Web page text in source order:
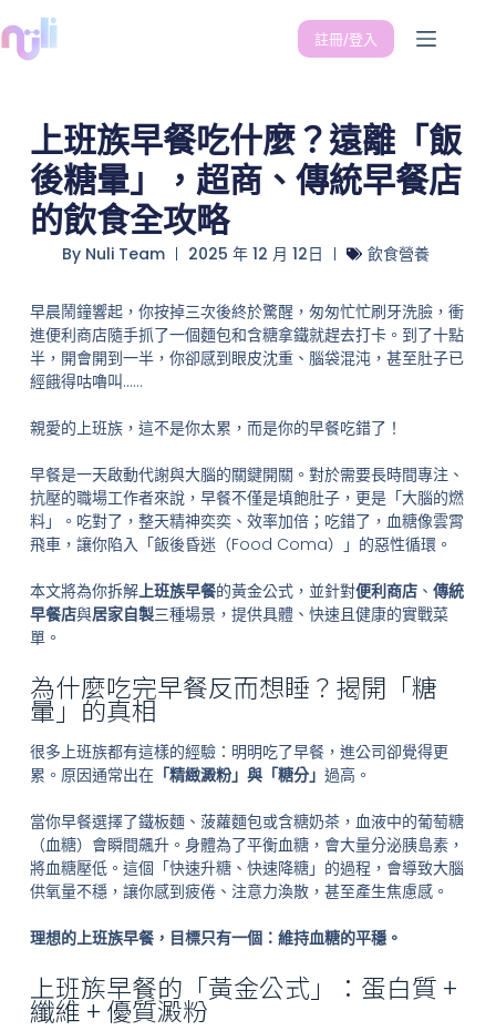
註冊/登入
上班族早餐吃什麼？遠離「飯
後糖暈」，超商、傳統早餐店
的飲食全攻略
ByNuli Team 2025 年 12 月 12日 飲食營養
早晨鬧鐘響起，你按掉三次後終於驚醒，匆匆忙忙刷牙洗臉，衝
進便利商店隨手抓了一個麵包和含糖拿鐵就趕去打卡。到了十點
半，開會開到一半，你卻感到眼皮沈重、腦袋混沌，甚至肚子已
經餓得咕嚕叫……
親愛的上班族，這不是你太累，而是你的早餐吃錯了！
早餐是一天啟動代謝與大腦的關鍵開關。對於需要長時間專注、
抗壓的職場工作者來說，早餐不僅是填飽肚子，更是「大腦的燃
料」。吃對了，整天精神奕奕、效率加倍；吃錯了，血糖像雲霄
飛車，讓你陷入「飯後昏迷（Food Coma）」的惡性循環。
本文將為你拆解上班族早餐的黃金公式，並針對便利商店、 傳統
早餐店與居家自製三種場景，提供具體、快速且健康的實戰菜
單。
為什麼吃完早餐反而想睡？揭開「糖
暈」的真相
很多上班族都有這樣的經驗：明明吃了早餐，進公司卻覺得更
累。原因通常出在「精緻澱粉」與「糖分」 過高。
當你早餐選擇了鐵板麵、菠蘿麵包或含糖奶茶，血液中的葡萄糖
（血糖）會瞬間飆升。身體為了平衡血糖，會大量分泌胰島素，
將血糖壓低。這個「快速升糖、快速降糖」的過程，會導致大腦
供氧量不穩，讓你感到疲倦、注意力渙散，甚至產生焦慮感。
理想的上班族早餐，目標只有一個：維持血糖的平穩。
上班族早餐的「黃金公式」：蛋白質 +
纖維 + 優質澱粉